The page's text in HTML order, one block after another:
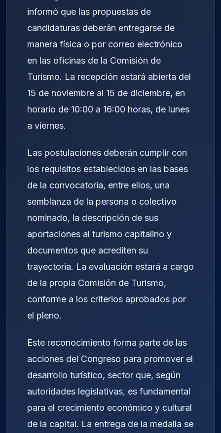
informó que las propuestas de
candidaturas deberán entregarse de
manera física o por correo electrónico
en las oficinas de la Comisión de
Turismo. La recepción estará abierta del
15 de noviembre al 15 de diciembre, en
horario de 10:00 a 16:00 horas, de lunes
a viernes.
Las postulaciones deberán cumplir con
los requisitos establecidos en las bases
de la convocatoria, entre ellos, una
semblanza de la persona o colectivo
nominado, la descripción de sus
aportaciones al turismo capitalino y
documentos que acrediten su
trayectoria. La evaluación estará a cargo
de la propia Comisión de Turismo,
conforme a los criterios aprobados por
el pleno.
Este reconocimiento forma parte de las
acciones del Congreso para promover el
desarrollo turístico, sector que, según
autoridades legislativas, es fundamental
para el crecimiento económico y cultural
de la capital. La entrega de la medalla se